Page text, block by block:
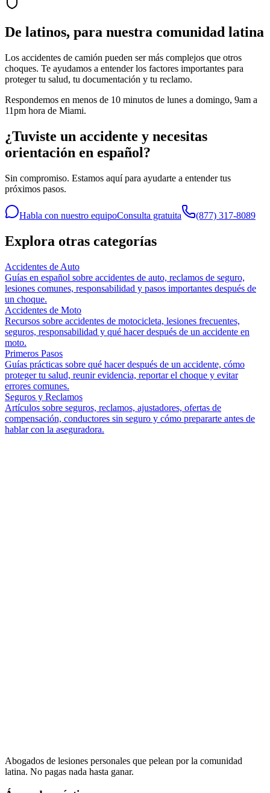
De latinos, para nuestra comunidad latina
Los accidentes de camión pueden ser más complejos que otros
choques. Te ayudamos a entender los factores importantes para
proteger tu salud, tu documentación y tu reclamo.
Respondemos en menos de 10 minutos de lunes a domingo, 9am a
11pm hora de Miami.
¿Tuviste un accidente y necesitas
orientación en español?
Sin compromiso. Estamos aquí para ayudarte a entender tus
próximos pasos.
Habla con nuestro equipoConsulta gratuita (877) 317-8089
Explora otras categorías
Accidentes de Auto
Guías en español sobre accidentes de auto, reclamos de seguro,
lesiones comunes, responsabilidad y pasos importantes después de
un choque.
Accidentes de Moto
Recursos sobre accidentes de motocicleta, lesiones frecuentes,
seguros, responsabilidad y qué hacer después de un accidente en
moto.
Primeros Pasos
Guías prácticas sobre qué hacer después de un accidente, cómo
proteger tu salud, reunir evidencia, reportar el choque y evitar
errores comunes.
Seguros y Reclamos
Artículos sobre seguros, reclamos, ajustadores, ofertas de
compensación, conductores sin seguro y cómo prepararte antes de
hablar con la aseguradora.
Abogados de lesiones personales que pelean por la comunidad
latina. No pagas nada hasta ganar.